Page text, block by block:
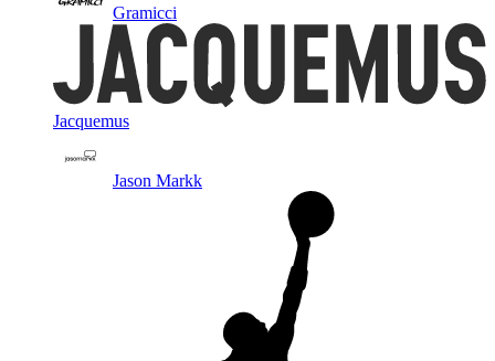
Gramicci
Jacquemus
Jason Markk